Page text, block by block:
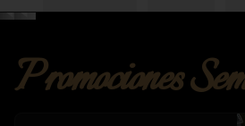
Promociones